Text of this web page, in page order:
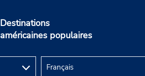
Destinations
américaines populaires